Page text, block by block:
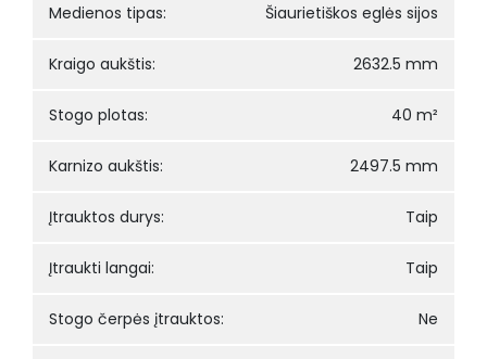
Medienos tipas: Šiaurietiškos eglės sijos
Kraigo aukštis: 2632.5 mm
Stogo plotas: 40 m²
Karnizo aukštis: 2497.5 mm
Įtrauktos durys: Taip
Įtraukti langai: Taip
Stogo čerpės įtrauktos: Ne